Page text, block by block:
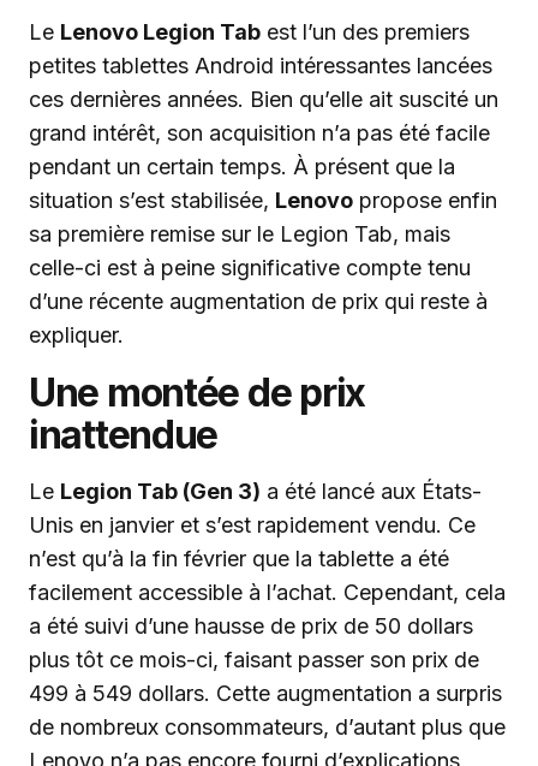
Le Lenovo Legion Tab est l’un des premiers
petites tablettes Android intéressantes lancées
ces dernières années. Bien qu’elle ait suscité un
grand intérêt, son acquisition n’a pas été facile
pendant un certain temps. À présent que la
situation s’est stabilisée, Lenovo propose enfin
sa première remise sur le Legion Tab, mais
celle-ci est à peine significative compte tenu
d’une récente augmentation de prix qui reste à
expliquer.
Une montée de prix
inattendue
Le Legion Tab (Gen 3) a été lancé aux États-
Unis en janvier et s’est rapidement vendu. Ce
n’est qu’à la fin février que la tablette a été
facilement accessible à l’achat. Cependant, cela
a été suivi d’une hausse de prix de 50 dollars
plus tôt ce mois-ci, faisant passer son prix de
499 à 549 dollars. Cette augmentation a surpris
de nombreux consommateurs, d’autant plus que
Lenovo n’a pas encore fourni d’explications